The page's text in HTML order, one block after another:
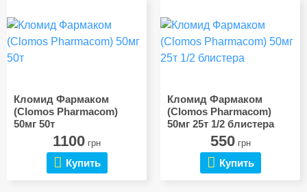
Кломид Фармаком
(Clomos Pharmacom)
50мг 50т
1100 грн
Купить
Кломид Фармаком
(Clomos Pharmacom)
50мг 25т 1/2 блистера
550грн
Купить